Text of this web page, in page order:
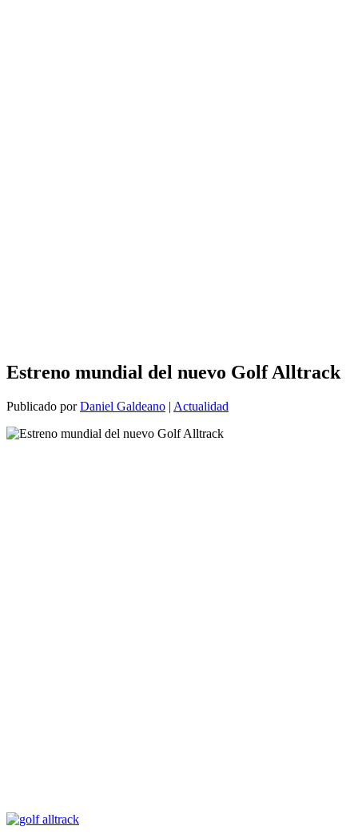
Estreno mundial del nuevo Golf Alltrack
Publicado porDaniel Galdeano | Actualidad